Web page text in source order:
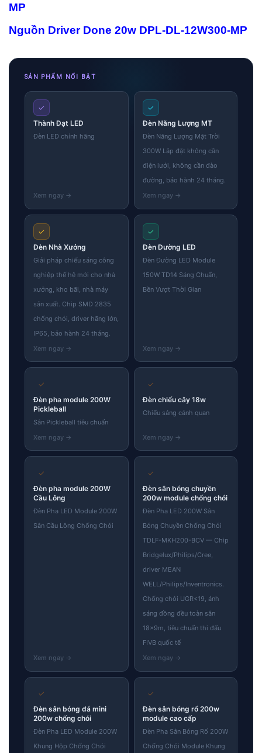
MP
Nguồn Driver Done 20w DPL-DL-12W300-MP
SẢN PHẨM NỔI BẬT
✓
Thành Đạt LED
Đèn LED chính hãng
✓
Đèn Năng Lượng MT
Đèn Năng Lượng Mặt Trời
300W Lắp đặt không cần
điện lưới, không cần đào
đường, bảo hành 24 tháng.
✓
Đèn Nhà Xưởng
Giải pháp chiếu sáng công
nghiệp thế hệ mới cho nhà
xưởng, kho bãi, nhà máy
sản xuất. Chip SMD 2835
chống chói, driver hãng lớn,
IP65, bảo hành 24 tháng.
✓
Đèn Đường LED
Đèn Đường LED Module
150W TD14 Sáng Chuẩn,
Bền Vượt Thời Gian
✓
Đèn pha module 200W
Pickleball
Sân Pickleball tiêu chuẩn
✓
Đèn chiếu cây 18w
Chiếu sáng cảnh quan
✓
Đèn pha module 200W
Cầu Lông
Đèn Pha LED Module 200W
Sân Cầu Lông Chống Chói
✓
Đèn sân bóng chuyền
200w module chống chói
Đèn Pha LED 200W Sân
Bóng Chuyền Chống Chói
TDLF-MKH200-BCV — Chip
Bridgelux/Philips/Cree,
driver MEAN
WELL/Philips/Inventronics.
Chống chói UGR<19, ánh
sáng đồng đều toàn sân
18×9m, tiêu chuẩn thi đấu
FIVB quốc tế
✓
Đèn sân bóng đá mini
200w chống chói
Đèn Pha LED Module 200W
Khung Hộp Chống Chói
✓
Đèn sân bóng rổ 200w
module cao cấp
Đèn Pha Sân Bóng Rổ 200W
Chống Chói Module Khung